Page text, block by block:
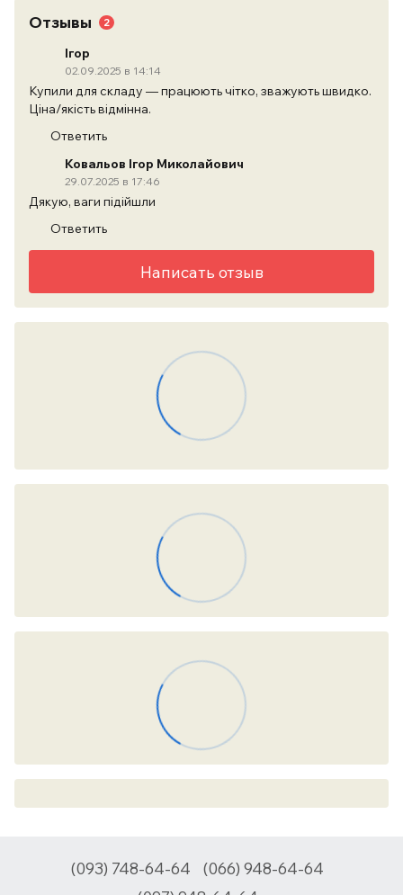
Отзывы 2
Ігор
02.09.2025 в 14:14
Купили для складу — працюють чітко, зважують швидко.
Ціна/якість відмінна.
Ответить
Ковальов Ігор Миколайович
29.07.2025 в 17:46
Дякую, ваги підійшли
Ответить
Написать отзыв
(093) 748-64-64
(066) 948-64-64